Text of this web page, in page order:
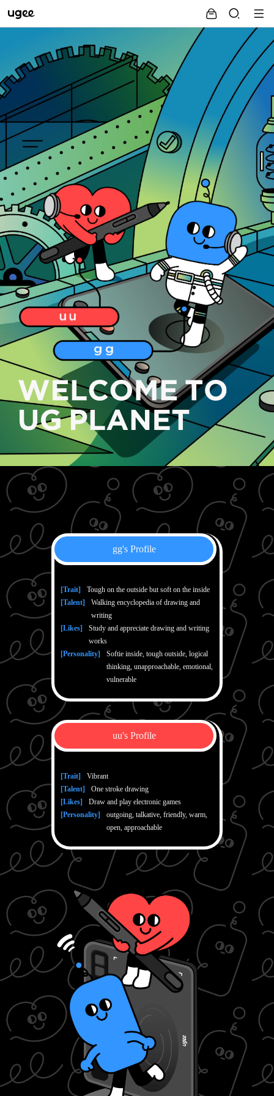
gg's Profile
[Trait]
Tough on the outside but soft on the inside
[Talent]
Walking encyclopedia of drawing and
writing
[Likes]
Study and appreciate drawing and writing
works
[Personality]
Softie inside, tough outside, logical
thinking, unapproachable, emotional,
vulnerable
uu's Profile
[Trait]
Vibrant
[Talent]
One stroke drawing
[Likes]
Draw and play electronic games
[Personality]
outgoing, talkative, friendly, warm,
open, approachable